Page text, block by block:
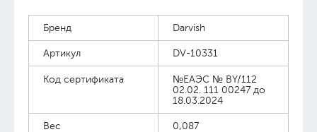
Бренд Darvish
Артикул DV-10331
Код сертификата
№ЕАЭС № BY/112
02.02. 111 00247 до
18.03.2024
Вес 0,087